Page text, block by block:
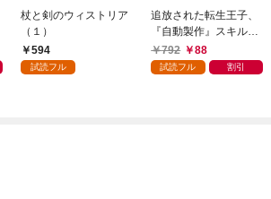
杖と剣のウィストリア
（１）
594
試読フル
追放された転生王子、
『自動製作』スキルで
領地を爆速で開拓し最
強の村を作ってしまう
792 88
試読フル 割引